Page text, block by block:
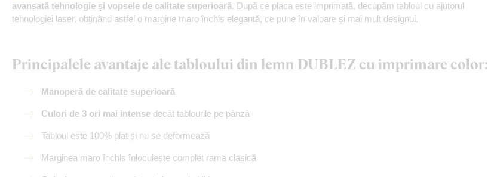
avansată tehnologie și vopsele de calitate superioară. După ce placa este imprimată, decupăm tabloul cu ajutorul
tehnologiei laser, obținând astfel o margine maro închis elegantă, ce pune în valoare și mai mult designul.
Principalele avantaje ale tabloului din lemn DUBLEZ cu imprimare color:
Manoperă de calitate superioară
Culori de 3 ori mai intense decât tablourile pe pânză
Tabloul este 100% plat și nu se deformează
Marginea maro închis înlocuiește complet rama clasică